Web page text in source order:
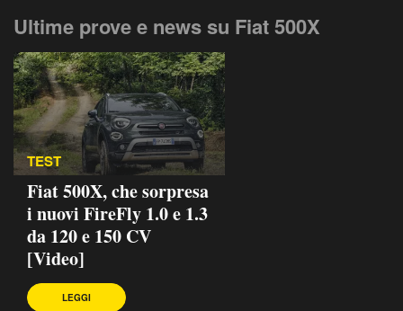
Ultime prove e news su Fiat 500X
TEST
Fiat 500X, che sorpresa
i nuovi FireFly 1.0 e 1.3
da 120 e 150 CV
[Video]
LEGGI